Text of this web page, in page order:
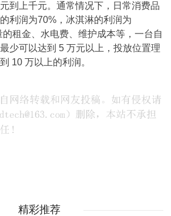
到上千元。通常情况下，日常消费品
利润为70%，冰淇淋的利润为
租金、水电费、维护成本等，一台自
少可以达到 5 万元以上，投放位置理
10 万以上的利润。
精彩推荐